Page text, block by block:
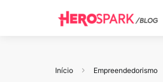
Início Empreendedorismo